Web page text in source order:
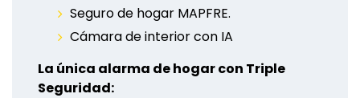
Seguro de hogar MAPFRE.
Cámara de interior con IA
La única alarma de hogar con Triple
Seguridad: